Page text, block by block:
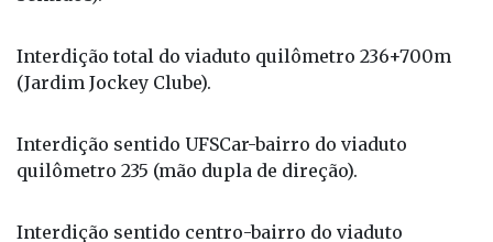
Interdição total do viaduto quilômetro 236+700m
(Jardim Jockey Clube).
Interdição sentido UFSCar-bairro do viaduto
quilômetro 235 (mão dupla de direção).
Interdição sentido centro-bairro do viaduto